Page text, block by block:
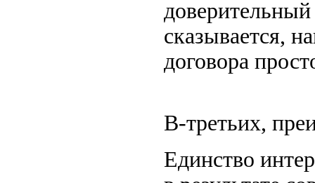
сказывается,
договора
В-третьих,
Единство